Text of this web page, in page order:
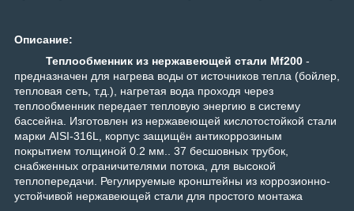
Описание:
Теплообменник из нержавеющей стали Mf200 -
предназначен для нагрева воды от источников тепла (бойлер,
тепловая сеть, т.д.), нагретая вода проходя через
теплообменник передает тепловую энергию в систему
бассейна. Изготовлен из нержавеющей кислотостойкой стали
марки AISI-316L, корпус защищён антикоррозиным
покрытием толщиной 0.2 мм.. 37 бесшовных трубок,
снабженных ограничителями потока, для высокой
теплопередачи. Регулируемые кронштейны из коррозионно-
устойчивой нержавеющей стали для простого монтажа